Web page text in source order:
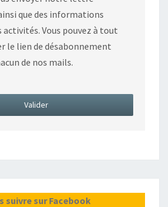
que des informations
Vous pouvez à tout
le lien de désabonnement
de nos mails.
suivre sur Facebook